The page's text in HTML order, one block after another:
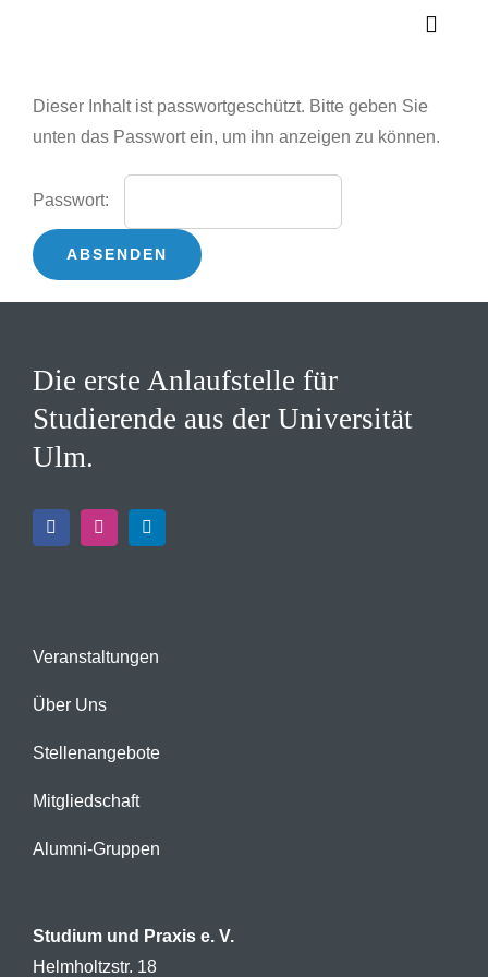
Toggle
Berichte
Stellenangebote
Kontakt
Dieser Inhalt ist passwortgeschützt. Bitte geben Sie
unten das Passwort ein, um ihn anzeigen zu können.
Passwort:
Die erste Anlaufstelle für
Studierende aus der Universität
Ulm.
Veranstaltungen
Über Uns
Stellenangebote
Mitgliedschaft
Alumni-Gruppen
Studium und Praxis e. V.
Helmholtzstr. 18